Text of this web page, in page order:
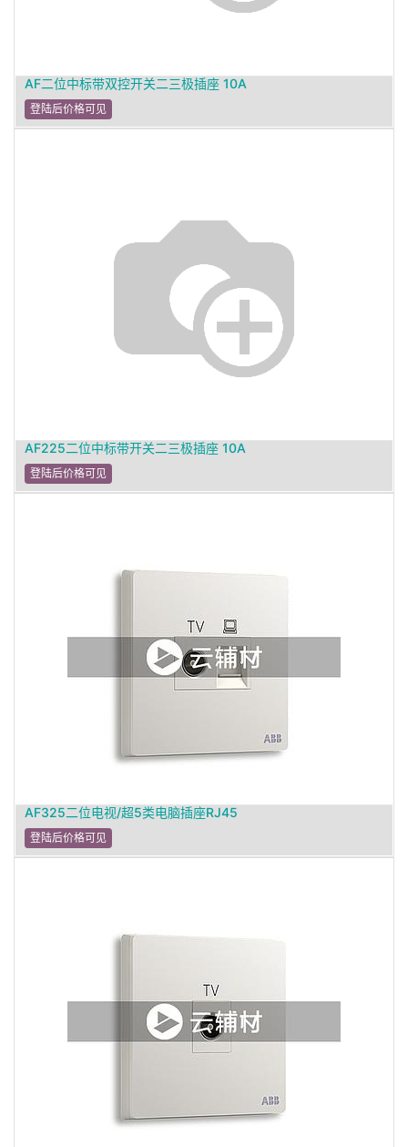
AF二位中标带双控开关二三极插座 10A
登陆后价格可见
AF225二位中标带开关二三极插座 10A
登陆后价格可见
AF325二位电视/超5类电脑插座RJ45
登陆后价格可见